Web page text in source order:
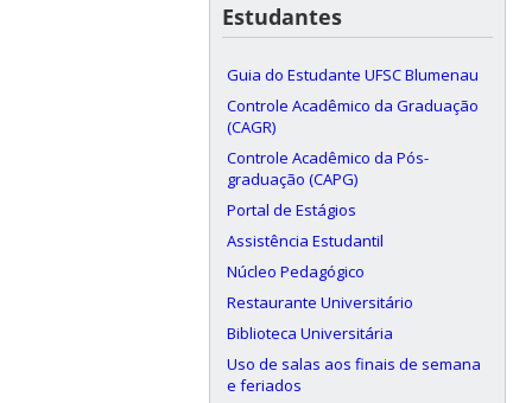
Estudantes
Guia do Estudante UFSC Blumenau
Controle Acadêmico da Graduação
(CAGR)
Controle Acadêmico da Pós-
graduação (CAPG)
Portal de Estágios
Assistência Estudantil
Núcleo Pedagógico
Restaurante Universitário
Biblioteca Universitária
Uso de salas aos finais de semana
e feriados